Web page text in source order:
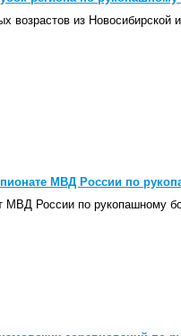
возрастов из Новосибирской
МВД России по
России по рукопашному